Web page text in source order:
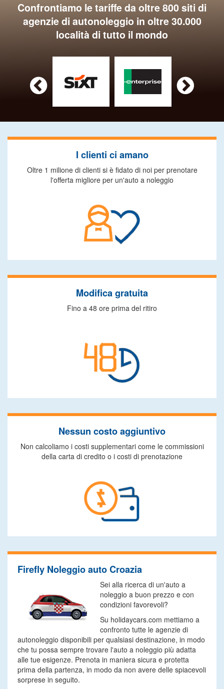
Confrontiamo le tariffe da oltre 800 siti di
agenzie di autonoleggio in oltre 30.000
località di tutto il mondo
 
I clienti ci amano
Oltre 1 milione di clienti si è fidato di noi per prenotare
l'offerta migliore per un'auto a noleggio
Modifica gratuita
Fino a 48 ore prima del ritiro
Nessun costo aggiuntivo
Non calcoliamo i costi supplementari come le commissioni
della carta di credito o i costi di prenotazione
Firefly Noleggio auto Croazia
Sei alla ricerca di un'auto a
noleggio a buon prezzo e con
condizioni favorevoli?
Su holidaycars.com mettiamo a
confronto tutte le agenzie di
autonoleggio disponibili per qualsiasi destinazione, in modo
che tu possa sempre trovare l'auto a noleggio più adatta
alle tue esigenze. Prenota in maniera sicura e protetta
prima della partenza, in modo da non avere delle spiacevoli
sorprese in seguito.